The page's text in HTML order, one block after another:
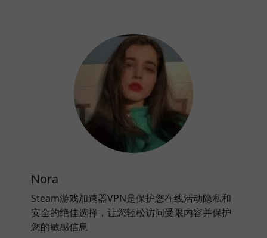
Nora
Steam游戏加速器VPN是保护您在线活动隐私和
安全的绝佳选择，让您轻松访问受限内容并保护
您的敏感信息